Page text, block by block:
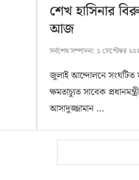
শেখ হাসিনার
আজ
সর্বশেষ সম্পাদনা: ১ সেপ্টেম্বর
জুলাই আন্দোলনে সংঘটিত
ক্ষমতাচ্যুত সাবেক
আসাদুজ্জামান …